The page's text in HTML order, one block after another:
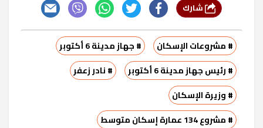
# مشروعات الإسكان
# جهاز مدينة 6 أكتوبر
# رئيس جهاز مدينة 6 أكتوبر
# نادر زعفر
# وزيرة الإسكان
# مشروع 134 عمارة إسكان متوسط